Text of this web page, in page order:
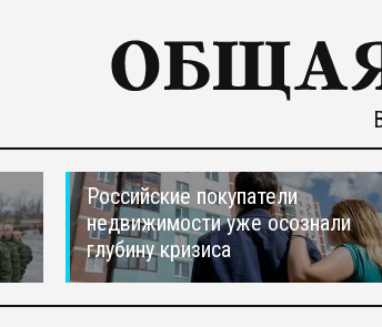
Российские покупатели
недвижимости уже осознали
глубину кризиса